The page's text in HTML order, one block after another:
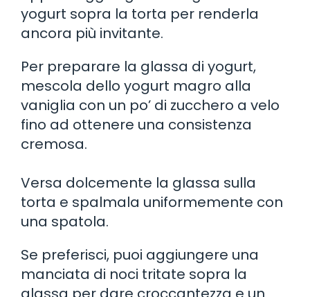
yogurt sopra la torta per renderla
ancora più invitante.
Per preparare la glassa di yogurt,
mescola dello yogurt magro alla
vaniglia con un po’ di zucchero a velo
fino ad ottenere una consistenza
cremosa.
Versa dolcemente la glassa sulla
torta e spalmala uniformemente con
una spatola.
Se preferisci, puoi aggiungere una
manciata di noci tritate sopra la